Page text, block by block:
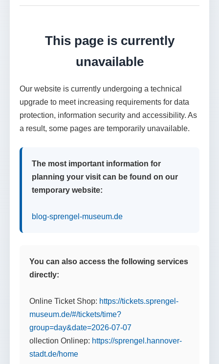
This page is currently
unavailable
Our website is currently undergoing a technical
upgrade to meet increasing requirements for data
protection, information security and accessibility. As
a result, some pages are temporarily unavailable.
The most important information for
planning your visit can be found on our
temporary website:
blog-sprengel-museum.de
You can also access the following services
directly:
Online Ticket Shop: https://tickets.sprengel-
museum.de/#/tickets/time?
group=day&date=2026-07-07
ollection Onlinep: https://sprengel.hannover-
stadt.de/home